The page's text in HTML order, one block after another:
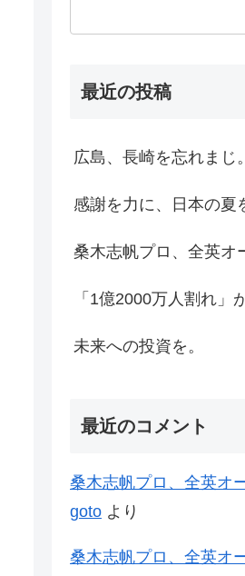
最近の投稿
広島、長崎を忘れまじ。
感謝を力に、日本の夏
桑木志帆プロ、全英オ
「1億2000万人割れ」
未来への投資を。
最近のコメント
桑木志帆プロ、全英オ
goto より
桑木志帆プロ、全英オ